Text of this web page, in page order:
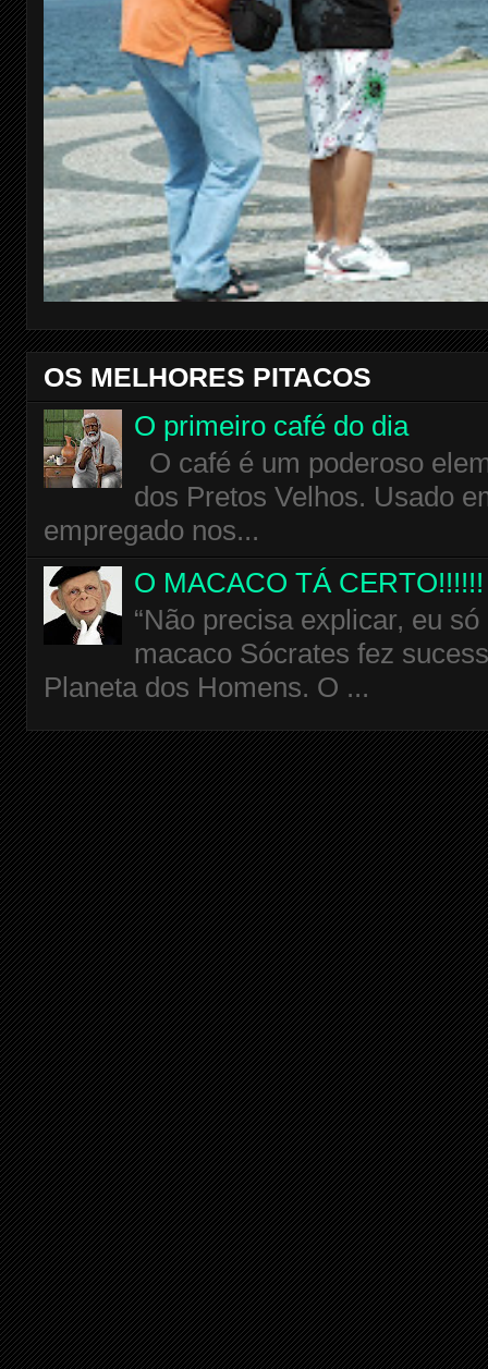
OS MELHORES PITACOS
O primeiro café do dia
O café é um poderoso
dos Pretos Velhos. Usado
empregado nos...
O MACACO TÁ CERTO!!!!!!
“Não precisa explicar, eu
macaco Sócrates fez
Planeta dos Homens. O ...